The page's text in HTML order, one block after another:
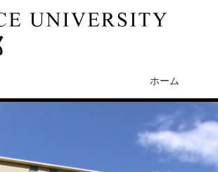
ホーム